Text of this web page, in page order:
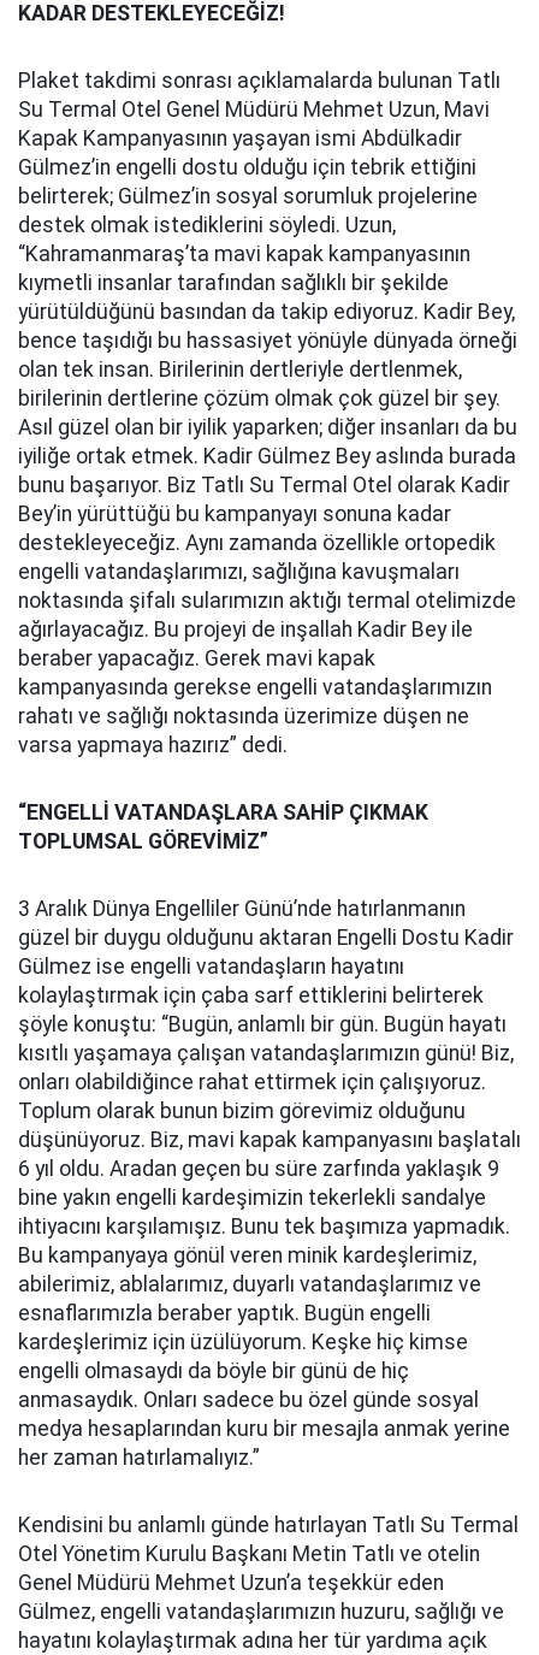
KADAR DESTEKLEYECEĞİZ!
Plaket takdimi sonrası açıklamalarda bulunan Tatlı
Su Termal Otel Genel Müdürü Mehmet Uzun, Mavi
Kapak Kampanyasının yaşayan ismi Abdülkadir
Gülmez’in engelli dostu olduğu için tebrik ettiğini
belirterek; Gülmez’in sosyal sorumluk projelerine
destek olmak istediklerini söyledi. Uzun,
“Kahramanmaraş’ta mavi kapak kampanyasının
kıymetli insanlar tarafından sağlıklı bir şekilde
yürütüldüğünü basından da takip ediyoruz. Kadir Bey,
bence taşıdığı bu hassasiyet yönüyle dünyada örneği
olan tek insan. Birilerinin dertleriyle dertlenmek,
birilerinin dertlerine çözüm olmak çok güzel bir şey.
Asıl güzel olan bir iyilik yaparken; diğer insanları da bu
iyiliğe ortak etmek. Kadir Gülmez Bey aslında burada
bunu başarıyor. Biz Tatlı Su Termal Otel olarak Kadir
Bey’in yürüttüğü bu kampanyayı sonuna kadar
destekleyeceğiz. Aynı zamanda özellikle ortopedik
engelli vatandaşlarımızı, sağlığına kavuşmaları
noktasında şifalı sularımızın aktığı termal otelimizde
ağırlayacağız. Bu projeyi de inşallah Kadir Bey ile
beraber yapacağız. Gerek mavi kapak
kampanyasında gerekse engelli vatandaşlarımızın
rahatı ve sağlığı noktasında üzerimize düşen ne
varsa yapmaya hazırız” dedi.
“ENGELLİ VATANDAŞLARA SAHİP ÇIKMAK
TOPLUMSAL GÖREVİMİZ”
3 Aralık Dünya Engelliler Günü’nde hatırlanmanın
güzel bir duygu olduğunu aktaran Engelli Dostu Kadir
Gülmez ise engelli vatandaşların hayatını
kolaylaştırmak için çaba sarf ettiklerini belirterek
şöyle konuştu: “Bugün, anlamlı bir gün. Bugün hayatı
kısıtlı yaşamaya çalışan vatandaşlarımızın günü! Biz,
onları olabildiğince rahat ettirmek için çalışıyoruz.
Toplum olarak bunun bizim görevimiz olduğunu
düşünüyoruz. Biz, mavi kapak kampanyasını başlatalı
6 yıl oldu. Aradan geçen bu süre zarfında yaklaşık 9
bine yakın engelli kardeşimizin tekerlekli sandalye
ihtiyacını karşılamışız. Bunu tek başımıza yapmadık.
Bu kampanyaya gönül veren minik kardeşlerimiz,
abilerimiz, ablalarımız, duyarlı vatandaşlarımız ve
esnaflarımızla beraber yaptık. Bugün engelli
kardeşlerimiz için üzülüyorum. Keşke hiç kimse
engelli olmasaydı da böyle bir günü de hiç
anmasaydık. Onları sadece bu özel günde sosyal
medya hesaplarından kuru bir mesajla anmak yerine
her zaman hatırlamalıyız.”
Kendisini bu anlamlı günde hatırlayan Tatlı Su Termal
Otel Yönetim Kurulu Başkanı Metin Tatlı ve otelin
Genel Müdürü Mehmet Uzun’a teşekkür eden
Gülmez, engelli vatandaşlarımızın huzuru, sağlığı ve
hayatını kolaylaştırmak adına her tür yardıma açık